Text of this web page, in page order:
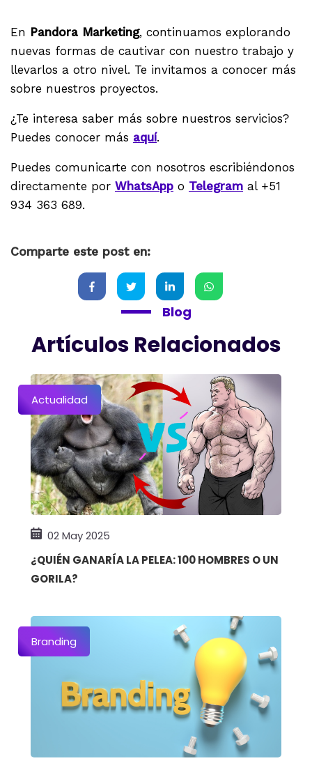
En Pandora Marketing, continuamos explorando
nuevas formas de cautivar con nuestro trabajo y
llevarlos a otro nivel. Te invitamos a conocer más
sobre nuestros proyectos.
¿Te interesa saber más sobre nuestros servicios?
Puedes conocer más aquí.
Puedes comunicarte con nosotros escribiéndonos
directamente por WhatsApp o Telegram al +51
934 363 689.
Comparte este post en:
Blog
Artículos Relacionados
Actualidad
02 May 2025
¿QUIÉN GANARÍA LA PELEA: 100 HOMBRES O UN
GORILA?
Branding